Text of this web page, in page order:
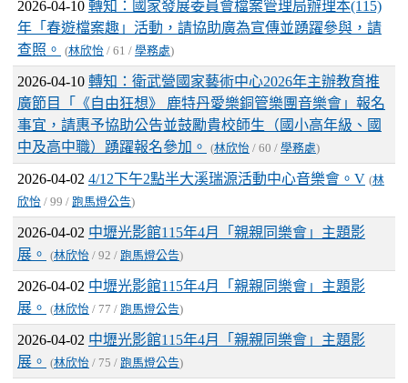
2026-04-10 轉知：國家發展委員會檔案管理局辦理本(115)
年「春遊檔案趣」活動，請協助廣為宣傳並踴躍參與，請
查照。
(林欣怡 / 61 / 學務處)
2026-04-10 轉知：衛武營國家藝術中心2026年主辦教育推
廣節目「《自由狂想》 鹿特丹愛樂銅管樂團音樂會」報名
事宜，請惠予協助公告並鼓勵貴校師生（國小高年級、國
中及高中職）踴躍報名參加。
(林欣怡 / 60 / 學務處)
2026-04-02 4/12下午2點半大溪瑞源活動中心音樂會。V (林
欣怡 / 99 / 跑馬燈公告)
2026-04-02 中壢光影館115年4月「親親同樂會」主題影
展。
(林欣怡 / 92 / 跑馬燈公告)
2026-04-02 中壢光影館115年4月「親親同樂會」主題影
展。
(林欣怡 / 77 / 跑馬燈公告)
2026-04-02 中壢光影館115年4月「親親同樂會」主題影
展。
(林欣怡 / 75 / 跑馬燈公告)